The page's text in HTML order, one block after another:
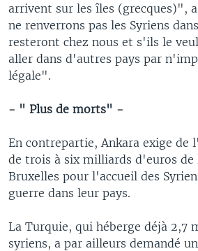
arrivent sur les îles (grecques)",
ne renverrons pas les Syriens
resteront chez nous et s'ils le
aller dans d'autres pays par
légale".
- " Plus de morts" -
En contrepartie, Ankara exige de
de trois à six milliards d'euros de
Bruxelles pour l'accueil des
guerre dans leur pays.
La Turquie, qui héberge déjà 2,7
syriens, a par ailleurs demandé